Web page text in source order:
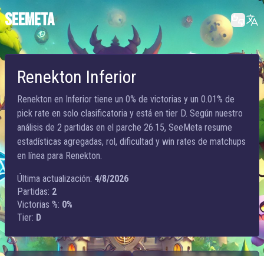
SEEMETA
Renekton Inferior
Renekton en Inferior tiene un 0% de victorias y un 0.01% de
pick rate en solo clasificatoria y está en tier D. Según nuestro
análisis de 2 partidas en el parche 26.15, SeeMeta resume
estadísticas agregadas, rol, dificultad y win rates de matchups
en línea para Renekton.
Última actualización: 4/8/2026
Partidas: 2
Victorias %: 0%
Tier: D